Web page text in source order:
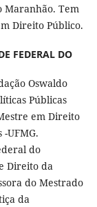
Maranhão. Tem
Direito Público.
FEDERAL DO
Oswaldo
Públicas
em Direito
UFMG.
do
Direito da
do Mestrado
da